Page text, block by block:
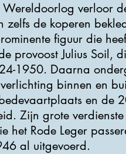
Wereldoorlog verloor
de koperen
figuur die
provoost Julius Soil,
1950. Daarna
binnen en
en de
Zijn grote
het Rode Leger
al uitgevoerd.